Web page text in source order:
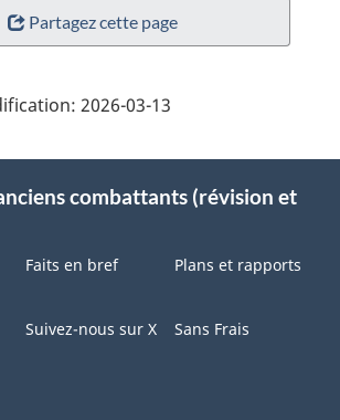
Partagez cette page
2026-03-13
combattants (révision et
Faits en bref Plans et rapports
Suivez-nous sur X
Sans Frais